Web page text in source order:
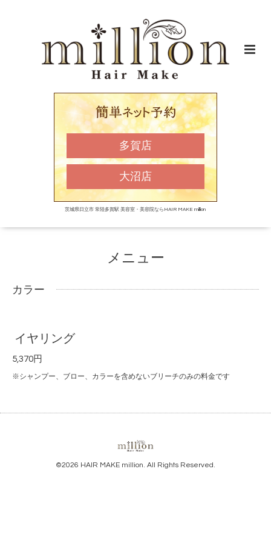
多賀店
大沼店
茨城県日立市 常陸多賀駅 美容室・美容院ならHAIR MAKE million
メニュー
カラー
イヤリング
5,370円
※シャンプー、ブロー、カラーを含めないブリーチのみの料金です
©2026 HAIR MAKE million. All Rights Reserved.